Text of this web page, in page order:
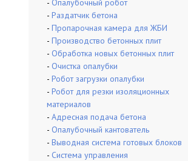
- Опалубочный робот
- Раздатчик бетона
- Пропарочная камера для ЖБИ
- Производство бетонных плит
- Обработка новых бетонных плит
- Очистка опалубки
- Робот загрузки опалубки
- Робот для резки изоляционных
материалов
- Адресная подача бетона
- Опалубочный кантователь
- Выводная система готовых блоков
- Система управления